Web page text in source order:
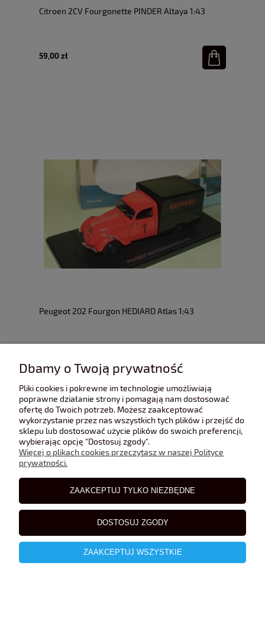
Citroen 2CV Fourgonette PINDER Altaya 1:43
59,00 zł
Peugeot 202 Fourgon HEDIARD Atlas 1:43
Dbamy o Twoją prywatność
Pliki cookies i pokrewne im technologie umożliwiają
poprawne działanie strony i pomagają nam dostosować
ofertę do Twoich potrzeb. Możesz zaakceptować
wykorzystanie przez nas wszystkich tych plików i przejść do
sklepu lub dostosować użycie plików do swoich preferencji,
wybierając opcję "Dostosuj zgody".
Więcej o plikach cookies przeczytasz w naszej Polityce
prywatności.
ZAAKCEPTUJ TYLKO NIEZBĘDNE
DOSTOSUJ ZGODY
ZAAKCEPTUJ WSZYSTKIE